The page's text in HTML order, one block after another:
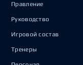
Правление
Руководство
Игровой состав
Тренеры